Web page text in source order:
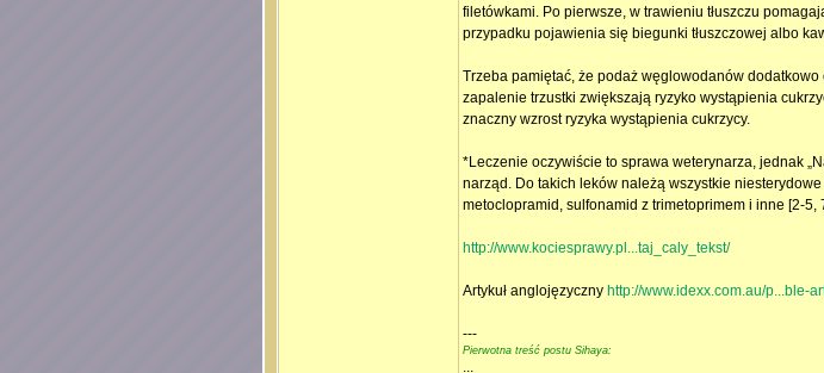
filetówkami. Po pierwsze, w trawieniu tłuszczu
przypadku pojawienia się biegunki tłuszczowej albo
Trzeba pamiętać, że podaż węglowodanów
zapalenie trzustki zwiększają ryzyko wystąpienia
znaczny wzrost ryzyka wystąpienia cukrzycy.
*Leczenie oczywiście to sprawa weterynarza, jednak
narząd. Do takich leków należą wszystkie
metoclopramid, sulfonamid z trimetoprimem i inne [2-5,
http://www.kociesprawy.pl...taj_caly_tekst/
Artykuł anglojęzyczny http://www.idexx.com.au/p...ble-
---
Pierwotna treść postu Sihaya:
...